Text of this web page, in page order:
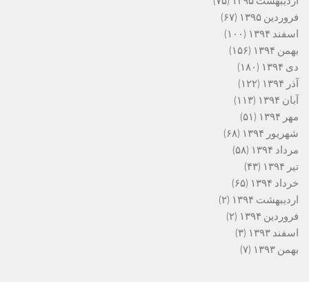
فروردین ۱۳۹۵
(۶۷)
اسفند ۱۳۹۴
(۱۰۰)
بهمن ۱۳۹۴
(۱۵۶)
دی ۱۳۹۴
(۱۸۰)
آذر ۱۳۹۴
(۱۲۲)
آبان ۱۳۹۴
(۱۱۳)
مهر ۱۳۹۴
(۵۱)
شهریور ۱۳۹۴
(۶۸)
مرداد ۱۳۹۴
(۵۸)
تیر ۱۳۹۴
(۴۳)
خرداد ۱۳۹۴
(۶۵)
اردیبهشت ۱۳۹۴
(۲)
فروردین ۱۳۹۴
(۲)
اسفند ۱۳۹۳
(۳)
بهمن ۱۳۹۳
(۷)